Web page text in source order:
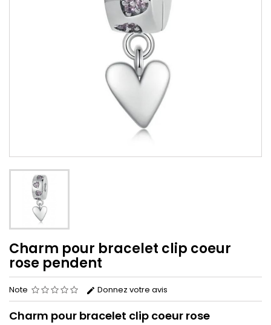
Charm pour bracelet clip coeur
rose pendent
Note Donnez votre avis
Charm pour bracelet clip coeur rose